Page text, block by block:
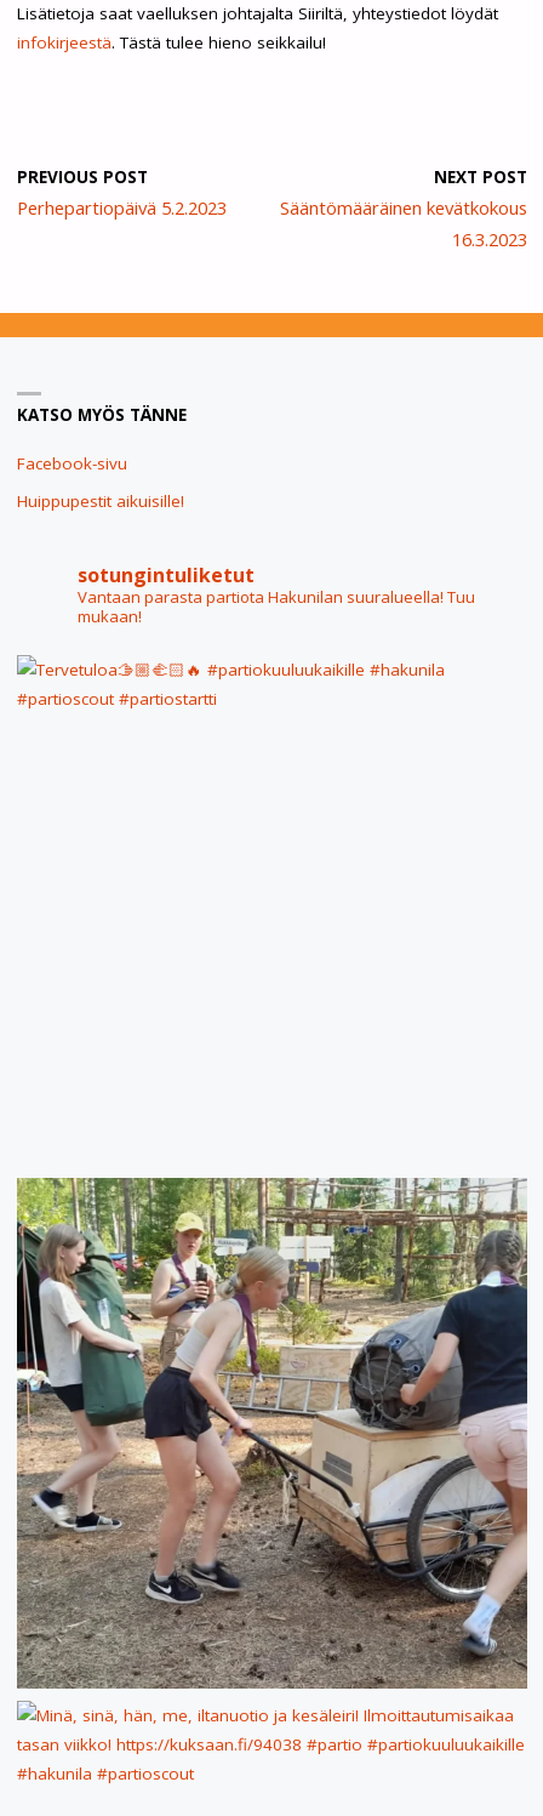
Lisätietoja saat vaelluksen johtajalta Siiriltä, yhteystiedot löydät
infokirjeestä. Tästä tulee hieno seikkailu!
PREVIOUS POST
Perhepartiopäivä 5.2.2023
NEXT POST
Sääntömääräinen kevätkokous
16.3.2023
KATSO MYÖS TÄNNE
Facebook-sivu
Huippupestit aikuisille!
sotungintuliketut
Vantaan parasta partiota Hakunilan suuralueella! Tuu
mukaan!